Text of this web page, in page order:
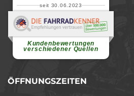
seit 30.06.2023
Kundenbewertungen
verschiedener Quellen
Renate H.
Vielen Dank für ein herzliches
ÖFFNUNGSZEITEN